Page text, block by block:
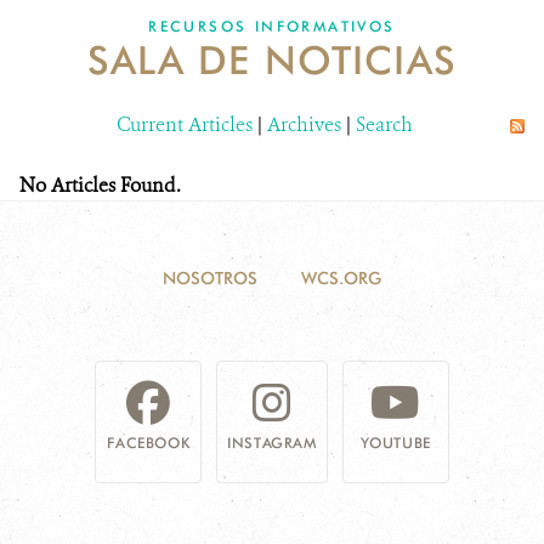
NOSOTROS
DONA
RECURSOS INFORMATIVOS
SALA DE NOTICIAS
Current Articles | Archives | Search
No Articles Found.
NOSOTROS WCS.ORG
FACEBOOK INSTAGRAM YOUTUBE